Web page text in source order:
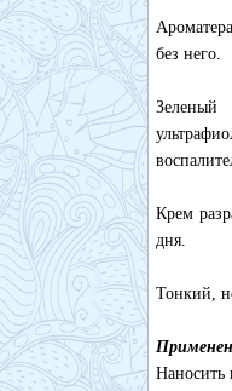
без него.
Зеленый
Крем
дня.
Тонкий,
Наносить